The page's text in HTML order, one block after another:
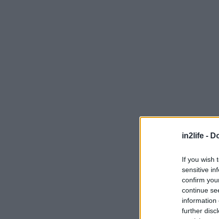
in2life -
If you wish
sensitive
confirm
continue
information
further